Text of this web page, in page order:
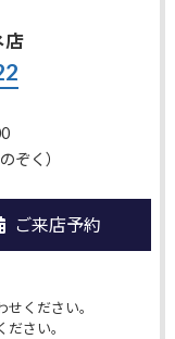
店
ぞく）
ご来店予約
ください。
さい。